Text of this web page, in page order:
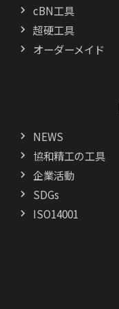
cBN工具
超硬工具
オーダーメイド
NEWS
協和精工の工具
企業活動
SDGs
ISO14001